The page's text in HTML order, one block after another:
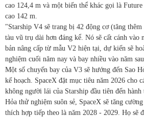
cao 124,4 m và một biến thể khác gọi là
cao 142 m.
"Starship V4 sẽ trang bị 42 động cơ (tăng
tàu vũ trụ dài hơn đáng kể. Nó sẽ cất cánh vào
bản nâng cấp từ mẫu V2 hiện tại, dự kiến sẽ
nghiệm cuối năm nay và bay nhiều vào năm
Một số chuyến bay của V3 sẽ hướng đến Sao
kế hoạch. SpaceX đặt mục tiêu năm 2026 cho
không người lái của Starship đầu tiên đến
Hỏa thử nghiệm suôn sẻ, SpaceX sẽ tăng
thích hợp tiếp theo là năm 2028 - 2029. Họ sẽ